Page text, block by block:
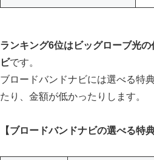
ランキング6位はビッグローブ光
ビです。
ブロードバンドナビには選べる特
たり、金額が低かったりします。
【ブロードバンドナビの選べる特典